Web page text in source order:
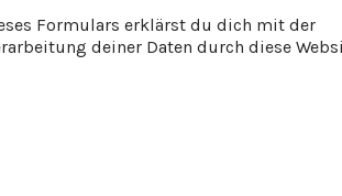
Formulars erklärst du dich mit der
deiner Daten durch diese